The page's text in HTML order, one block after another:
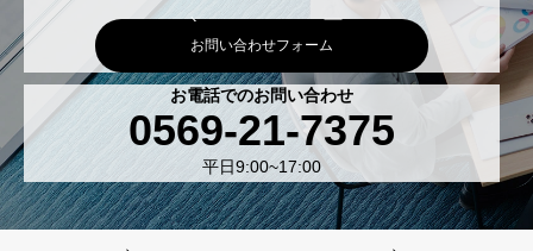
お問い合わせフォーム
お電話でのお問い合わせ
0569-21-7375
平日9:00~17:00